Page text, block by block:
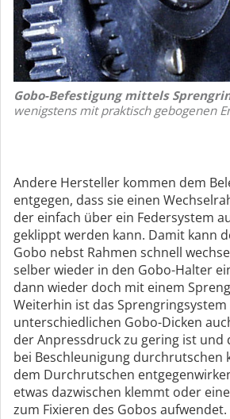
Gobo-Befestigung mittels
wenigstens mit praktisch gebogenen
Andere Hersteller kommen dem
entgegen, dass sie einen
der einfach über ein Federsystem
geklippt werden kann. Damit kann
Gobo nebst Rahmen schnell
selber wieder in den Gobo-Halter
dann wieder doch mit einem
Weiterhin ist das Sprengringsystem
unterschiedlichen Gobo-Dicken
der Anpressdruck zu gering ist und
bei Beschleunigung durchrutschen
dem Durchrutschen
etwas dazwischen klemmt oder
zum Fixieren des Gobos aufwendet.